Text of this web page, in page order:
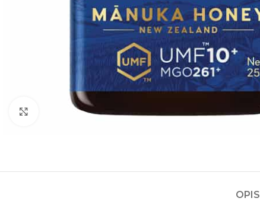
Kliknite za povećanje
OPIS